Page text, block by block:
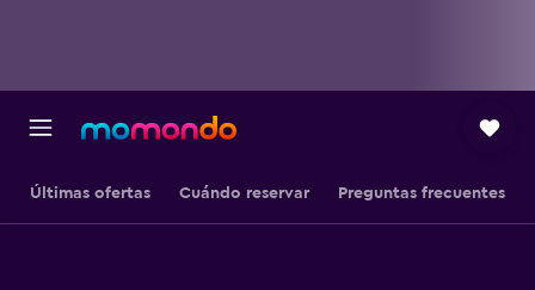
Últimas ofertas Cuándo reservar Preguntas frecuentes